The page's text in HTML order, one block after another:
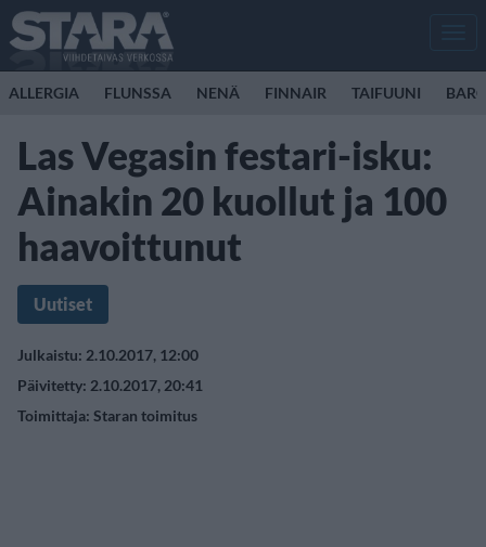
ALLERGIA FLUNSSA NENÄ FINNAIR TAIFUUNI
Las Vegasin festari-isku:
Ainakin 20 kuollut ja 100
haavoittunut
Uutiset
Julkaistu: 2.10.2017, 12:00
Päivitetty: 2.10.2017, 20:41
Toimittaja: Staran toimitus